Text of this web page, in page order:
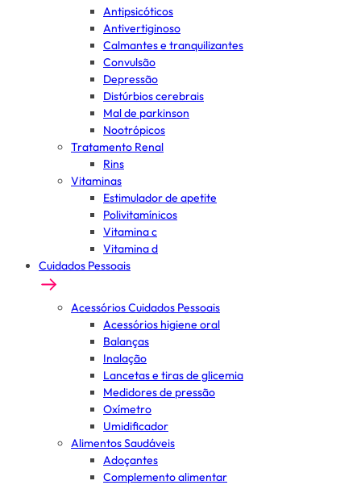
Antipsicóticos
Antivertiginoso
Calmantes e tranquilizantes
Convulsão
Depressão
Distúrbios cerebrais
Mal de parkinson
Nootrópicos
Tratamento Renal
Rins
Vitaminas
Estimulador de apetite
Polivitamínicos
Vitamina c
Vitamina d
Cuidados Pessoais
Acessórios Cuidados Pessoais
Acessórios higiene oral
Balanças
Inalação
Lancetas e tiras de glicemia
Medidores de pressão
Oxímetro
Umidificador
Alimentos Saudáveis
Adoçantes
Complemento alimentar